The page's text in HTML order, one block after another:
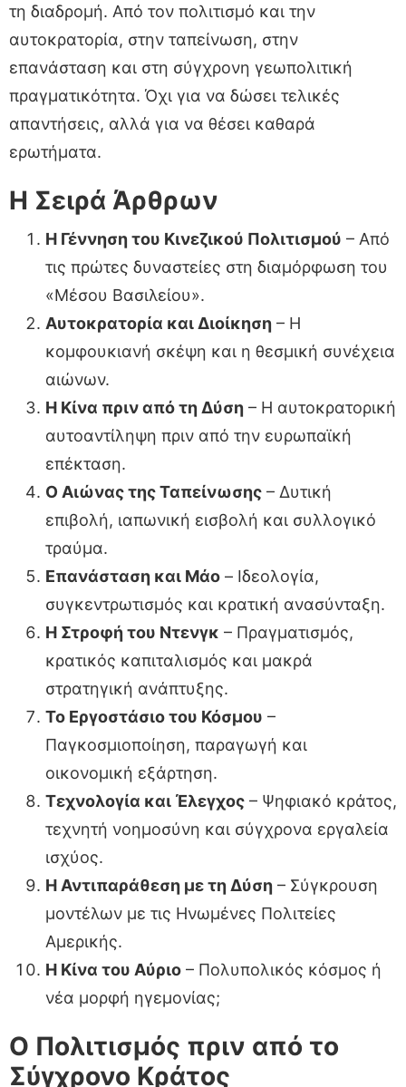
τη διαδρομή. Από τον πολιτισμό και την
αυτοκρατορία, στην ταπείνωση, στην
επανάσταση και στη σύγχρονη γεωπολιτική
πραγματικότητα. Όχι για να δώσει τελικές
απαντήσεις, αλλά για να θέσει καθαρά
ερωτήματα.
Η Σειρά Άρθρων
Η Γέννηση του Κινεζικού Πολιτισμού – Από
τις πρώτες δυναστείες στη διαμόρφωση του
«Μέσου Βασιλείου».
Αυτοκρατορία και Διοίκηση – Η
κομφουκιανή σκέψη και η θεσμική συνέχεια
αιώνων.
Η Κίνα πριν από τη Δύση – Η αυτοκρατορική
αυτοαντίληψη πριν από την ευρωπαϊκή
επέκταση.
Ο Αιώνας της Ταπείνωσης – Δυτική
επιβολή, ιαπωνική εισβολή και συλλογικό
τραύμα.
Επανάσταση και Μάο – Ιδεολογία,
συγκεντρωτισμός και κρατική ανασύνταξη.
Η Στροφή του Ντενγκ – Πραγματισμός,
κρατικός καπιταλισμός και μακρά
στρατηγική ανάπτυξης.
Το Εργοστάσιο του Κόσμου –
Παγκοσμιοποίηση, παραγωγή και
οικονομική εξάρτηση.
Τεχνολογία και Έλεγχος – Ψηφιακό κράτος,
τεχνητή νοημοσύνη και σύγχρονα εργαλεία
ισχύος.
Η Αντιπαράθεση με τη Δύση – Σύγκρουση
μοντέλων με τις Ηνωμένες Πολιτείες
Αμερικής.
Η Κίνα του Αύριο – Πολυπολικός κόσμος ή
νέα μορφή ηγεμονίας;
Ο Πολιτισμός πριν από το
Σύγχρονο Κράτος